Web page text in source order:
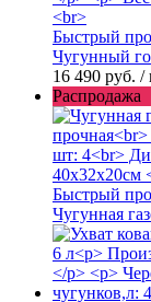
Быстрый
Чугунный
16 490 руб. /
Распродажа
Быстрый
Чугунная